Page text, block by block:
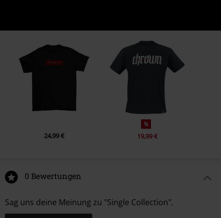
24,99 €
%
19,99 €
0 Bewertungen
Sag uns deine Meinung zu "Single Collection".